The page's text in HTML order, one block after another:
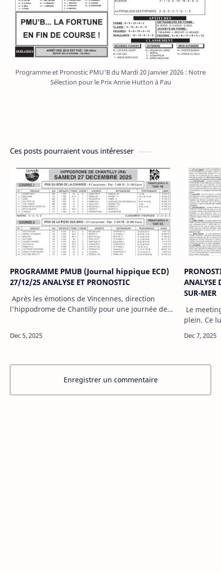
Programme et Pronostic PMU'B du Mardi 20 Janvier 2026 : Notre
Sélection pour le Prix Annie Hutton à Pau
Ces posts pourraient vous intéresser
PROGRAMME PMUB (Journal hippique ECD)
27/12/25 ANALYSE ET PRONOSTIC
Après les émotions de Vincennes, direction
l'hippodrome de Chantilly pour une journée de
ANALYSE
SUR-MER
Le
plein. Ce
PMUB.
Enregistrer un commentaire